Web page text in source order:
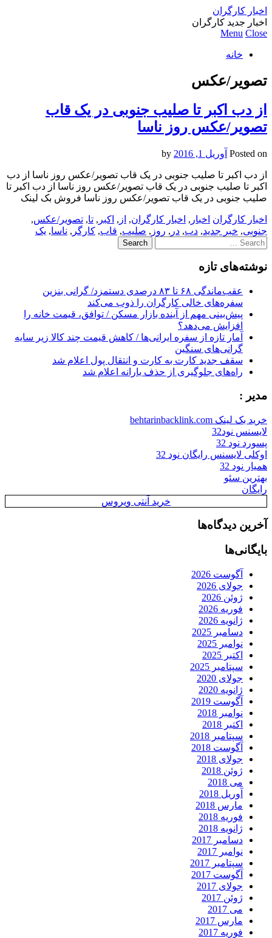
اخبار کارگران
اخبار جدید کارگران
Menu Close
خانه
تصویر/عکس
از دب اکبر تا صلیب جنوبی در یک قاب
تصویر/عکس روز ناسا
Posted on آوریل 1, 2016
از دب اکبر تا صلیب جنوبی در یک قاب تصویر/عکس روز ناسا از دب
اکبر تا صلیب جنوبی در یک قاب تصویر/عکس روز ناسا از دب اکبر تا
صلیب جنوبی در یک قاب تصویر/عکس روز ناسا فروش بک لینک
اخبار کارگران اخبار , اخبار کارگران, از , اکبر , تا, تصویر/عکس,
جنوبی, خبر جدید, دب, در , روز , صلیب, قاب, کارگر , ناسا, یک
Search
for:
نوشته‌های تازه
عقب‌ماندگی ۶۸ تا ۸۳ درصدی دستمزد/ گرانی بنزین
سفره‌های خالی کارگران را ذوب می‌کند
پیش‌بینی مهم از آینده بازار مسکن / توافق، قیمت خانه را
افزایش می‌دهد؟
آمار تازه از سفره ایرانی‌ها / کاهش قیمت چند کالا زیر سایه
گرانی‌های سنگین
سقف جدید کارت به کارت و انتقال پول اعلام شد
راه‌های جلوگیری از حذف یارانه اعلام شد
مدیر :
خرید بک لینک behtarinbacklink.com
لایسنس نود32
پسورد نود 32
اوکلی لایسنس رایگان نود 32
همیار نود 32
بهترین سئو
رایگان
خرید آنتی ویروس
آخرین دیدگاه‌ها
بایگانی‌ها
آگوست 2026
جولای 2026
ژوئن 2026
فوریه 2026
ژانویه 2026
دسامبر 2025
نوامبر 2025
اکتبر 2025
سپتامبر 2025
جولای 2020
ژانویه 2020
آگوست 2019
نوامبر 2018
اکتبر 2018
سپتامبر 2018
آگوست 2018
جولای 2018
ژوئن 2018
می 2018
آوریل 2018
مارس 2018
فوریه 2018
ژانویه 2018
دسامبر 2017
نوامبر 2017
سپتامبر 2017
آگوست 2017
جولای 2017
ژوئن 2017
می 2017
مارس 2017
فوریه 2017